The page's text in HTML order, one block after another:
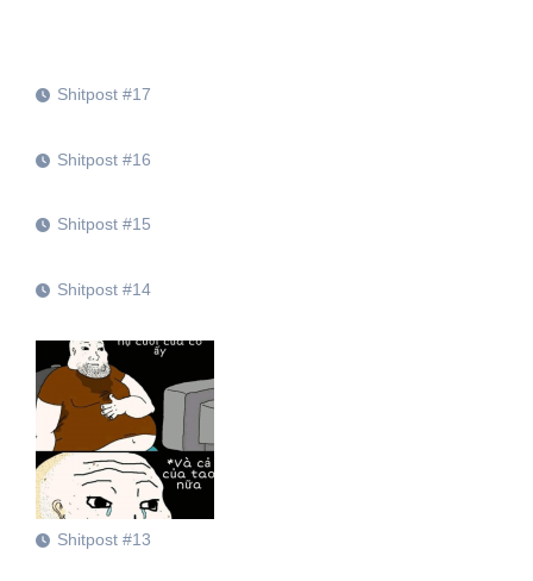
Shitpost #17
Shitpost #16
Shitpost #15
Shitpost #14
Shitpost #13